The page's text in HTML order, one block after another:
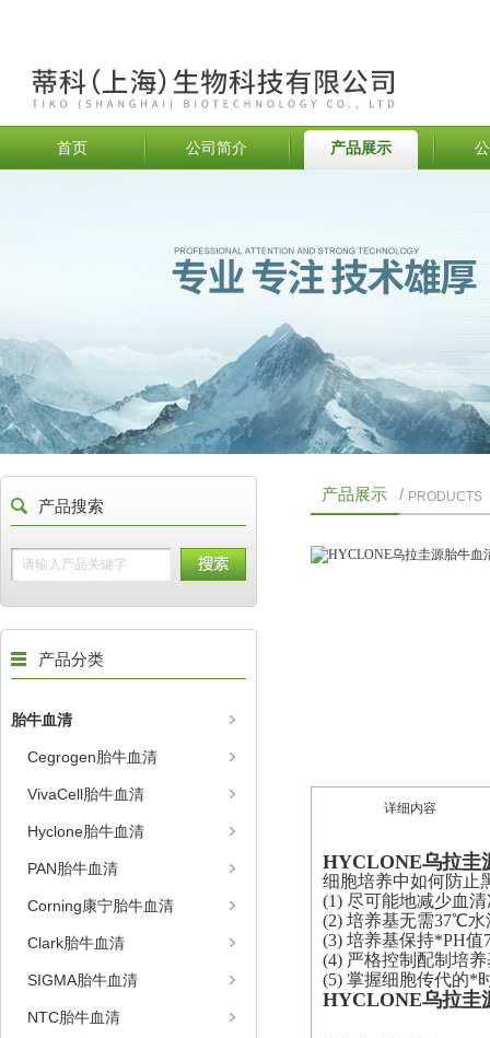
首页 公司简介 产品展示
产品搜索
产品分类
胎牛血清
Cegrogen胎牛血清
VivaCell胎牛血清
Hyclone胎牛血清
PAN胎牛血清
Corning康宁胎牛血清
Clark胎牛血清
SIGMA胎牛血清
NTC胎牛血清
产品展示 / PRODUCTS
详细内容
HYCLONE乌拉圭
细胞培养中如何防止
(1) 尽可能地减少血
(2) 培养基无需37℃水
(3) 培养基保持*PH值
(4) 严格控制配制培
(5) 掌握细胞传代的*
HYCLONE乌拉圭